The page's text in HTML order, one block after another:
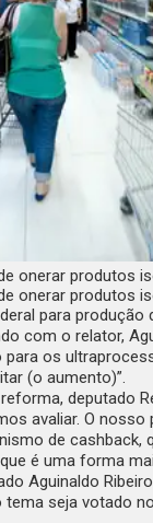
onerar produtos
onerar produtos
para
com o relator,
os
(o aumento)”.
deputado
avaliar. O
de cashback,
é uma forma
Aguinaldo
seja votado